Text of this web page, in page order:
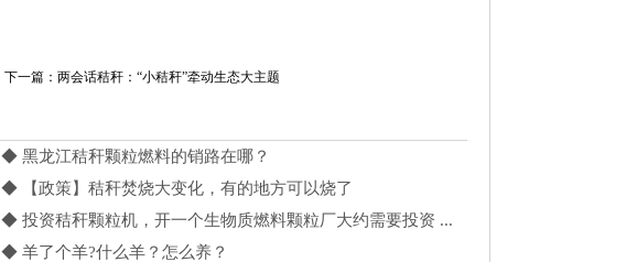
下一篇：两会话秸秆：“小秸秆”牵动生态大主题
◆ 黑龙江秸秆颗粒燃料的销路在哪？
◆ 【政策】秸秆焚烧大变化，有的地方可以烧了
◆ 投资秸秆颗粒机，开一个生物质燃料颗粒厂大约需要投资 ...
◆ 羊了个羊?什么羊？怎么养？